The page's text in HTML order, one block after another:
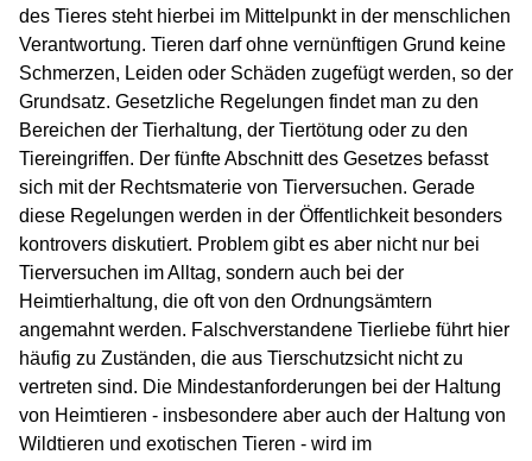
des Tieres steht hierbei im Mittelpunkt in der menschlichen
Verantwortung. Tieren darf ohne vernünftigen Grund keine
Schmerzen, Leiden oder Schäden zugefügt werden, so der
Grundsatz. Gesetzliche Regelungen findet man zu den
Bereichen der Tierhaltung, der Tiertötung oder zu den
Tiereingriffen. Der fünfte Abschnitt des Gesetzes befasst
sich mit der Rechtsmaterie von Tierversuchen. Gerade
diese Regelungen werden in der Öffentlichkeit besonders
kontrovers diskutiert. Problem gibt es aber nicht nur bei
Tierversuchen im Alltag, sondern auch bei der
Heimtierhaltung, die oft von den Ordnungsämtern
angemahnt werden. Falschverstandene Tierliebe führt hier
häufig zu Zuständen, die aus Tierschutzsicht nicht zu
vertreten sind. Die Mindestanforderungen bei der Haltung
von Heimtieren - insbesondere aber auch der Haltung von
Wildtieren und exotischen Tieren - wird im